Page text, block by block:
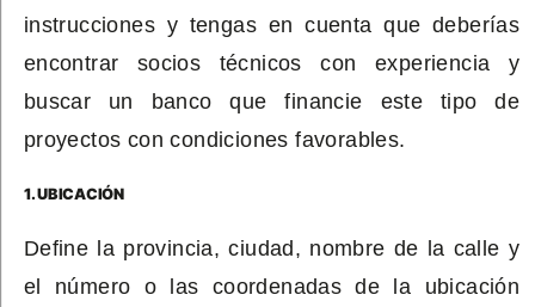
instrucciones y tengas en cuenta que deberías
encontrar socios técnicos con experiencia y
buscar un banco que financie este tipo de
proyectos con condiciones favorables.
1. UBICACIÓN
Define la provincia, ciudad, nombre de la calle y
el número o las coordenadas de la ubicación